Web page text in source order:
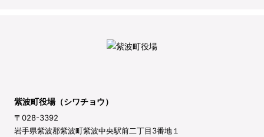
紫波町役場（シワチョウ）
〒028-3392
岩手県紫波郡紫波町紫波中央駅前二丁目3番地１